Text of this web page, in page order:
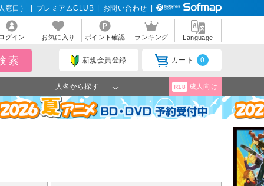
窓口） プレミアムCLUB お問い合わせ
グイン お気に入り ポイント確認 ランキング Language
新規会員登録 カート 0
人名から探す R18 成人向け